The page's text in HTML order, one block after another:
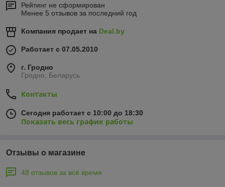
Рейтинг не сформирован
Менее 5 отзывов за последний год
Компания продает на Deal.by
Работает с 07.05.2010
г. Гродно
Гродно, Беларусь
Контакты
Сегодня работает с 10:00 до 18:30
Показать весь график работы
Отзывы о магазине
48 отзывов за всё время